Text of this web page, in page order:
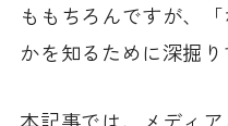
ももちろんですが、
かを知るために深掘り